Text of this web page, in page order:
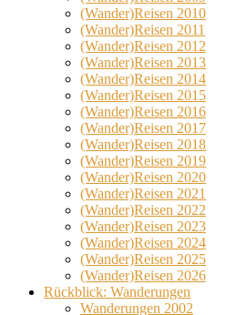
(Wander)Reisen 2010
(Wander)Reisen 2011
(Wander)Reisen 2012
(Wander)Reisen 2013
(Wander)Reisen 2014
(Wander)Reisen 2015
(Wander)Reisen 2016
(Wander)Reisen 2017
(Wander)Reisen 2018
(Wander)Reisen 2019
(Wander)Reisen 2020
(Wander)Reisen 2021
(Wander)Reisen 2022
(Wander)Reisen 2023
(Wander)Reisen 2024
(Wander)Reisen 2025
(Wander)Reisen 2026
Rückblick: Wanderungen
Wanderungen 2002